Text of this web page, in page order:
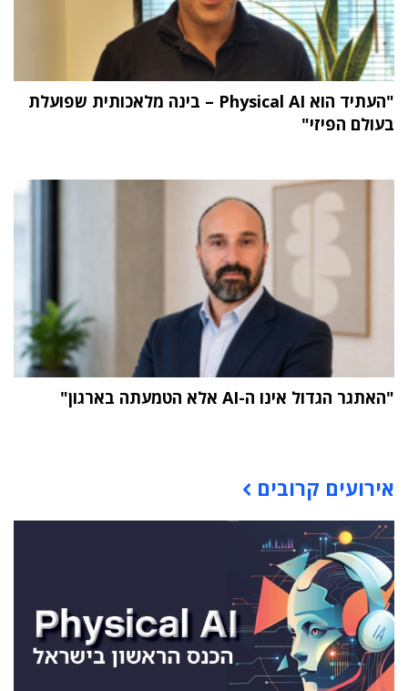
"העתיד הוא Physical AI – בינה מלאכותית שפועלת
בעולם הפיזי"
"האתגר הגדול אינו ה-AI אלא הטמעתה בארגון"
אירועים קרובים